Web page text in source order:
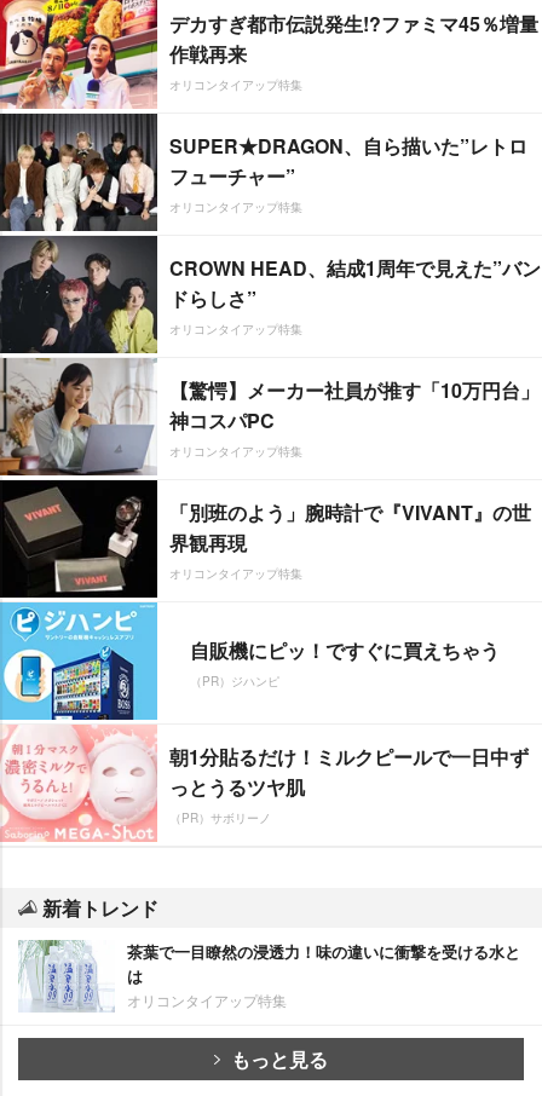
デカすぎ都市伝説発生!?ファミマ45％増量
作戦再来
オリコンタイアップ特集
SUPER★DRAGON、自ら描いた”レトロ
フューチャー”
オリコンタイアップ特集
CROWN HEAD、結成1周年で見えた”バン
ドらしさ”
オリコンタイアップ特集
【驚愕】メーカー社員が推す「10万円台」
神コスパPC
オリコンタイアップ特集
「別班のよう」腕時計で『VIVANT』の世
界観再現
オリコンタイアップ特集
自販機にピッ！ですぐに買えちゃう
（PR）ジハンピ
朝1分貼るだけ！ミルクピールで一日中ず
っとうるツヤ肌
（PR）サボリーノ
新着トレンド
茶葉で一目瞭然の浸透力！味の違いに衝撃を受ける水と
は
オリコンタイアップ特集
もっと見る